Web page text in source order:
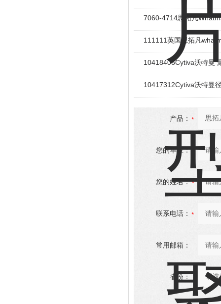
7060-4714思拓凡
111111英国思拓凡
10418406Cytiva沃特曼
10417312Cytiva沃特曼
产品：
您的单位：
您的姓名：
联系电话：
常用邮箱：
省份：